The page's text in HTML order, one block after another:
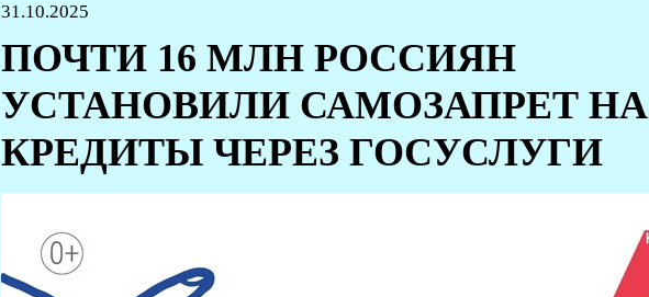
31.10.2025
ПОЧТИ 16 МЛН РОССИЯН
УСТАНОВИЛИ САМОЗАПРЕТ НА
КРЕДИТЫ ЧЕРЕЗ ГОСУСЛУГИ